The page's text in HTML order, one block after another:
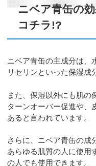
ニベア青缶の
コチラ!?
ニベア青缶の主成分は、
リセリンといった保湿成
また、保湿以外にも肌の
ターンオーバー促進や、
あると言われています。
さらに、ニベア青缶の成
あらゆる肌質の人に使用
の人でも使用できます。